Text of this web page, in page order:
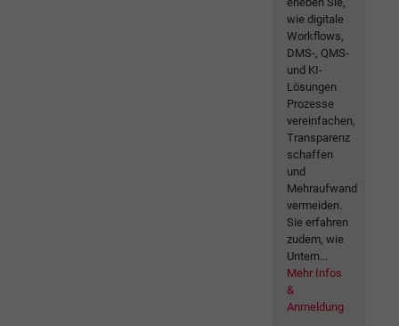
wie digitale
Workflows,
DMS-, QMS-
und KI-
Lösungen
Prozesse
vereinfachen,
Transparenz
schaffen
und
Mehraufwand
vermeiden.
Sie erfahren
zudem, wie
Untern...
Mehr Infos
&
Anmeldung